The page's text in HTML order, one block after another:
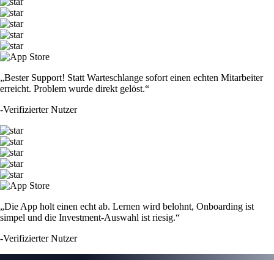
„Bester Support! Statt Warteschlange sofort einen echten Mitarbeiter
erreicht. Problem wurde direkt gelöst.“
-Verifizierter Nutzer
„Die App holt einen echt ab. Lernen wird belohnt, Onboarding ist
simpel und die Investment-Auswahl ist riesig.“
-Verifizierter Nutzer